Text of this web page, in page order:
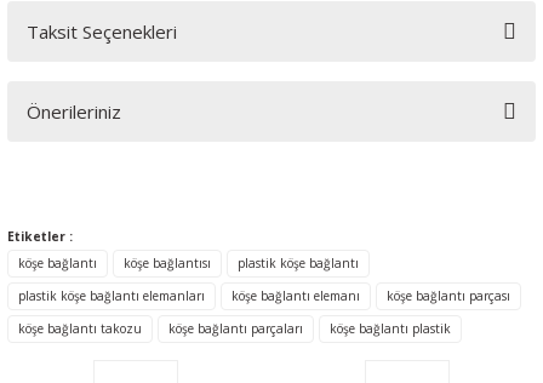
Taksit Seçenekleri
Önerileriniz
Görüş ve önerileriniz için teşekkür ederiz.
Ürün resmi kalitesiz, bozuk veya görüntülenemiyor.
Ürün açıklamasında eksik bilgiler bulunuyor.
Etiketler :
köşe bağlantı
köşe bağlantısı
plastik köşe bağlantı
plastik köşe bağlantı elemanları
köşe bağlantı elemanı
köşe bağlantı parçası
köşe bağlantı takozu
köşe bağlantı parçaları köşe bağlantı plastik